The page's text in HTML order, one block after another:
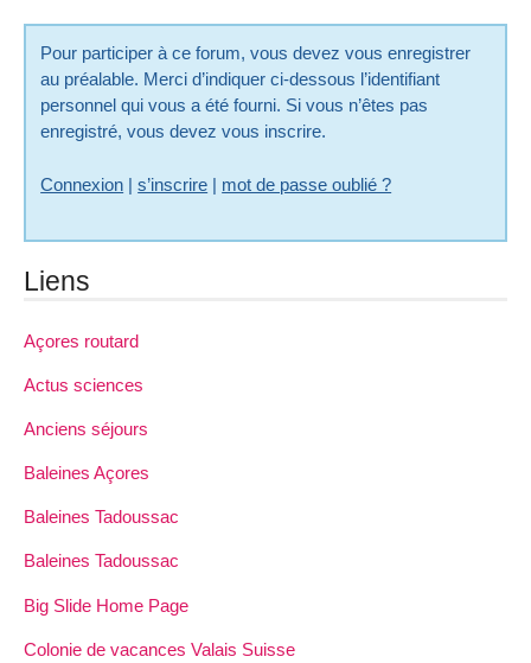
Pour participer à ce forum, vous devez vous enregistrer
au préalable. Merci d’indiquer ci-dessous l’identifiant
personnel qui vous a été fourni. Si vous n’êtes pas
enregistré, vous devez vous inscrire.
Connexion |s’inscrire | mot de passe oublié ?
Liens
Açores routard
Actus sciences
Anciens séjours
Baleines Açores
Baleines Tadoussac
Baleines Tadoussac
Big Slide Home Page
Colonie de vacances Valais Suisse